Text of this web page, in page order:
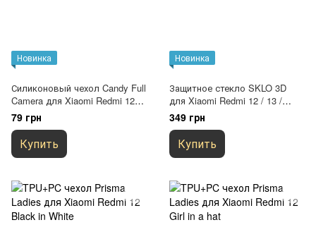
Новинка
Силиконовый чехол Candy Full
Camera для Xiaomi Redmi 12
Фисташковый
79 грн
Купить
Новинка
Защитное стекло SKLO 3D
для Xiaomi Redmi 12 / 13 /
Poco M6 Pro 5G / M6 4G
Черный
349 грн
Купить